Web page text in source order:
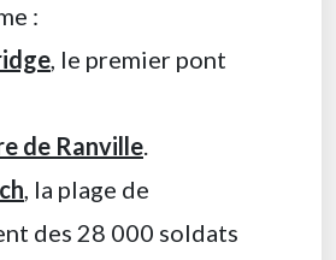
:
, le premier pont
de Ranville.
, la plage de
des 28 000 soldats